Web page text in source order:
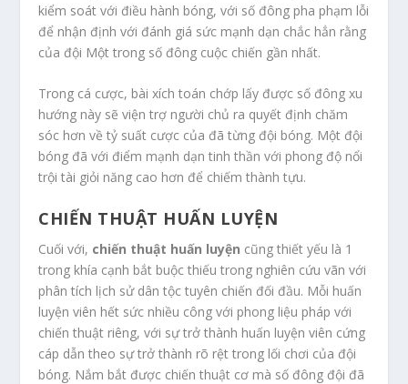
kiểm soát với điều hành bóng, với số đông pha phạm lỗi
để nhận định với đánh giá sức mạnh dạn chắc hẳn rằng
của đội Một trong số đông cuộc chiến gần nhất.
Trong cá cược, bài xích toán chớp lấy được số đông xu
hướng này sẽ viện trợ người chủ ra quyết định chăm
sóc hơn về tỷ suất cược của đã từng đội bóng. Một đội
bóng đã với điểm mạnh dạn tinh thần với phong độ nổi
trội tài giỏi năng cao hơn để chiếm thành tựu.
CHIẾN THUẬT HUẤN LUYỆN
Cuối với, chiến thuật huấn luyện cũng thiết yếu là 1
trong khía cạnh bắt buộc thiếu trong nghiên cứu vãn với
phân tích lịch sử dân tộc tuyên chiến đối đầu. Mỗi huấn
luyện viên hết sức nhiều công với phong liệu pháp với
chiến thuật riêng, với sự trở thành huấn luyện viên cứng
cáp dẫn theo sự trở thành rõ rệt trong lối chơi của đội
bóng. Nắm bắt được chiến thuật cơ mà số đông đội đã